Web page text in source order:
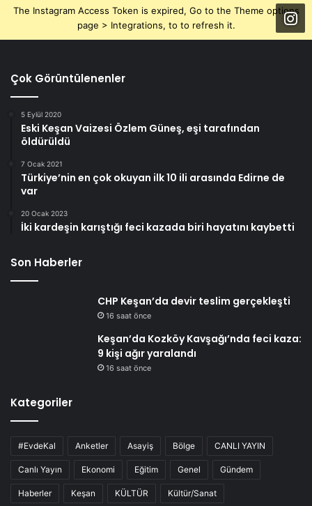
The Instagram Access Token is expired, Go to the Theme options
page > Integrations, to to refresh it.
Çok Görüntülenenler
5 Eylül 2020
Eski Keşan Vaizesi Özlem Güneş, eşi tarafından
öldürüldü
7 Ocak 2021
Türkiye’nin en çok okuyan ilk 10 ili arasında Edirne de
var
20 Ocak 2023
İki kardeşin karıştığı feci kazada biri hayatını kaybetti
Son Haberler
CHP Keşan’da devir teslim gerçekleşti
16 saat önce
Keşan’da Kozköy Kavşağı’nda feci kaza:
9 kişi ağır yaralandı
16 saat önce
Kategoriler
#EvdeKal Anketler Asayiş Bölge CANLI YAYIN
Canlı Yayın Ekonomi Eğitim Genel Gündem
Haberler Keşan KÜLTÜR Kültür/Sanat